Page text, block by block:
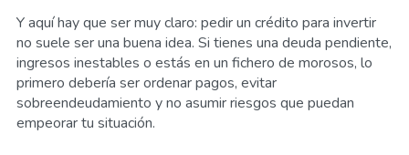
Y aquí hay que ser muy claro: pedir un crédito para invertir
no suele ser una buena idea. Si tienes una deuda pendiente,
ingresos inestables o estás en un fichero de morosos, lo
primero debería ser ordenar pagos, evitar
sobreendeudamiento y no asumir riesgos que puedan
empeorar tu situación.